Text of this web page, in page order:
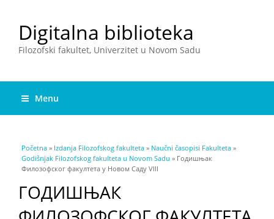
Digitalna biblioteka
Filozofski fakultet, Univerzitet u Novom Sadu
Menu
You are here
Početna » Izdanja Filozofskog fakulteta » Naučni časopisi Fakulteta »
Godišnjak Filozofskog fakulteta u Novom Sadu » Годишњак
Филозофског факултета у Новом Саду VIII
ГОДИШЊАК